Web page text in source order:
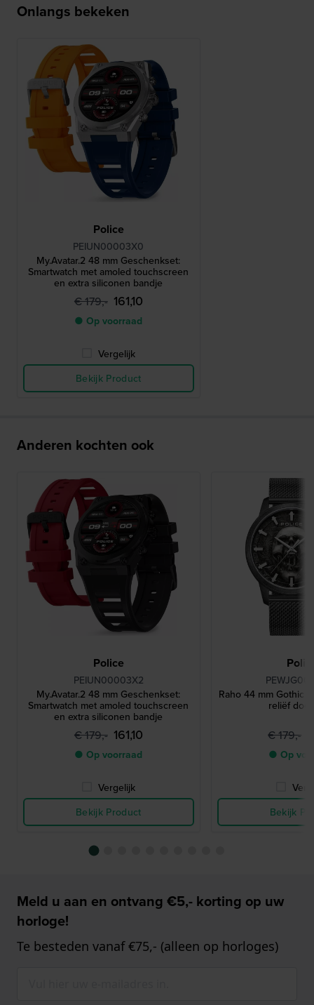
Onlangs bekeken
Police
PEIUN00003X0
My.Avatar.2 48 mm Geschenkset:
Smartwatch met amoled touchscreen
en extra siliconen bandje
€ 179,- 161,10
● Op voorraad
Vergelijk
Bekijk Product
Anderen kochten ook
Police
PEIUN00003X2
My.Avatar.2 48 mm Geschenkset:
Smartwatch met amoled touchscreen
en extra siliconen bandje
€ 179,- 161,10
● Op voorraad
Vergelijk
Bekijk Product
Raho 44 mm Gothic
reliëf
€ 179,-
● Op
Bekijk
Meld u aan en ontvang €5,- korting op uw
horloge!
Te besteden vanaf €75,- (alleen op horloges)